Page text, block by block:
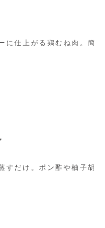
に仕上がる鶏むね肉。簡
すだけ。ポン酢や柚子胡